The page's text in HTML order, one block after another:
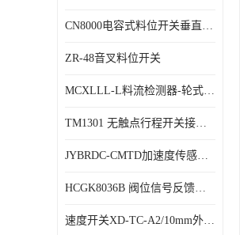
CN8000电容式料位开关垂直安装时
ZR-48音叉料位开关
MCXLLL-L料流检测器-轮式煤流信号控制器
TM1301 无触点行程开关接线在交通设备中的稳定性
JYBRDC-CMTD加速度传感器距离远
HCGK8036B 阀位信号反馈装置 限位开关
速度开关XD-TC-A2/10mm外形图